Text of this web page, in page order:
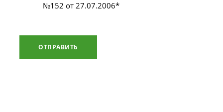
№152 от 27.07.2006*
ОТПРАВИТЬ